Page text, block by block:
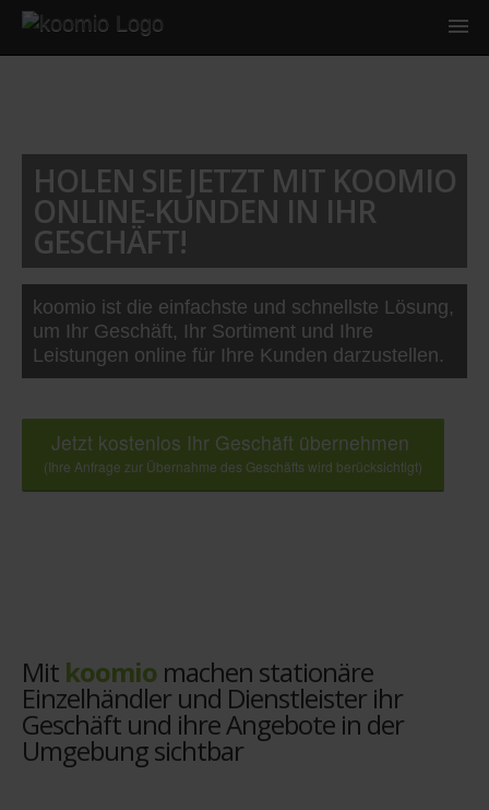
HOLEN SIE JETZT MIT KOOMIO
ONLINE-KUNDEN IN IHR
GESCHÄFT!
koomio ist die einfachste und schnellste Lösung,
um Ihr Geschäft, Ihr Sortiment und Ihre
Leistungen online für Ihre Kunden darzustellen.
Jetzt kostenlos Ihr Geschäft übernehmen
(Ihre Anfrage zur Übernahme des Geschäfts wird berücksichtigt)
Mit koomio machen stationäre
Einzelhändler und Dienstleister ihr
Geschäft und ihre Angebote in der
Umgebung sichtbar